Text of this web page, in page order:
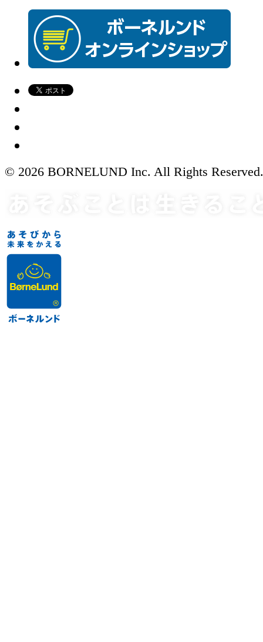
© 2026 BORNELUND Inc. All Rights Reserved.